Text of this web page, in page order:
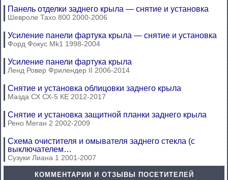
Панель отделки заднего крыла — снятие и установка
Шевроле Тахо 800 2000-2006
Усиление панели фартука крыла — снятие и установка
Форд Фокус Mk1 1998-2004
Усиление панели фартука крыла
Ленд Ровер Фрилендер II 2006-2014
Снятие и установка облицовки заднего крыла
Мазда СХ СХ-5 КЕ 2012-2017
Снятие и установка защитной планки заднего крыла
Рено Меган 2 2002-2009
Схема очистителя и омывателя заднего стекла (с
выключателем…
Сузуки Лиана 1 2001-2007
КОММЕНТАРИИ И ОТЗЫВЫ ПОСЕТИТЕЛЕЙ